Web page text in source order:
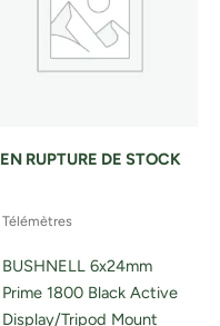
EN RUPTURE DE STOCK
Télémètres
BUSHNELL 6x24mm
Prime 1800 Black Active
Display/Tripod Mount